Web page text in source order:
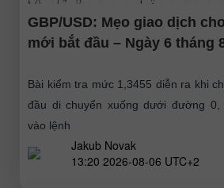
GBP/USD: Mẹo giao dịch
mới bắt đầu – Ngày 6 tháng
Bài kiểm tra mức 1,3455 diễn ra khi
đầu di chuyển xuống dưới đường 0,
vào lệnh
Jakub Novak
13:20 2026-08-06 UTC+2